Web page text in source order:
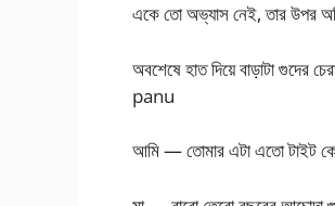
একে তো অভ্যাস নেই, তার উপর
অবশেষে হাত দিয়ে বাড়াটা গুদের
panu
আমি — তোমার এটা এতো টাইট